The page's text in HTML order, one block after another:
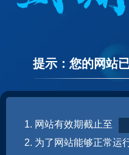
提示：您的网站
1. 网站有效期截止至
2. 为了网站能够正常运